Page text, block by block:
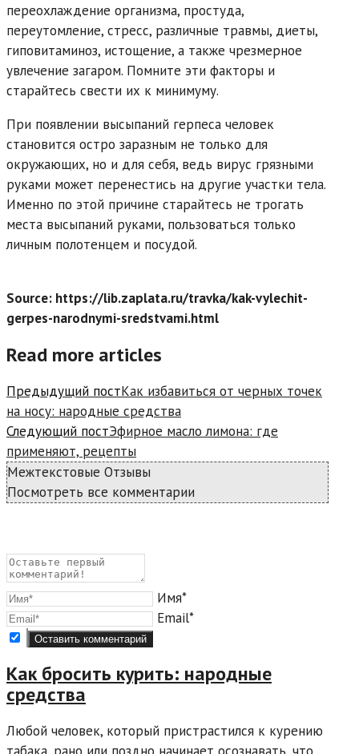
переохлаждение организма, простуда,
переутомление, стресс, различные травмы, диеты,
гиповитаминоз, истощение, а также чрезмерное
увлечение загаром. Помните эти факторы и
старайтесь свести их к минимуму.
При появлении высыпаний герпеса человек
становится остро заразным не только для
окружающих, но и для себя, ведь вирус грязными
руками может перенестись на другие участки тела.
Именно по этой причине старайтесь не трогать
места высыпаний руками, пользоваться только
личным полотенцем и посудой.
Source: https://lib.zaplata.ru/travka/kak-vylechit-
gerpes-narodnymi-sredstvami.html
Read more articles
Предыдущий постКак избавиться от черных точек
на носу: народные средства
Следующий постЭфирное масло лимона: где
применяют, рецепты
Межтекстовые Отзывы
Посмотреть все комментарии
Имя*
Email*
Как бросить курить: народные
средства
Любой человек, который пристрастился к курению